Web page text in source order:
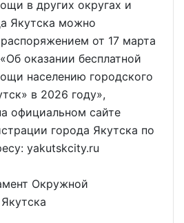
в других округах и
Якутска можно
от 17 марта
оказании бесплатной
населению городского
в 2026 году»,
официальном сайте
города Якутска по
yakutskcity.ru
Окружной